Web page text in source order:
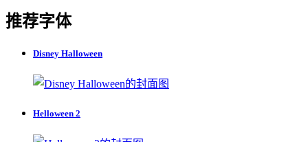
推荐字体
Disney Halloween
Helloween 2